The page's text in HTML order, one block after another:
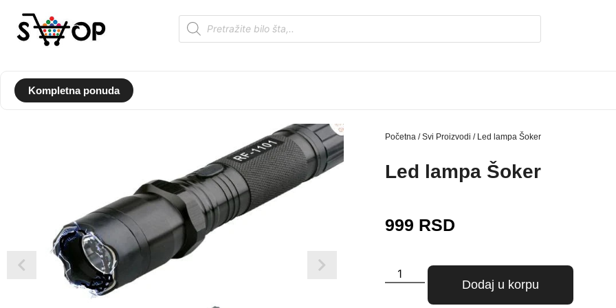
Kompletna ponuda
Početna /Svi Proizvodi / Led lampa Šoker
Led lampa Šoker
999 RSD
Dodaj u korpu